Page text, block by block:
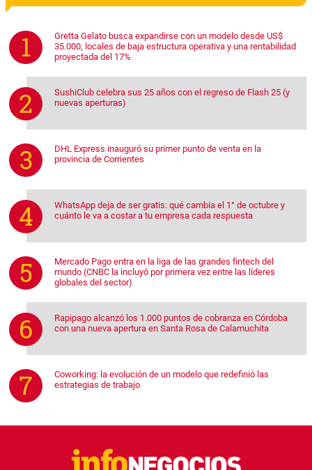
Gretta Gelato busca expandirse con un modelo desde US$
35.000, locales de baja estructura operativa y una rentabilidad
proyectada del 17%
SushiClub celebra sus 25 años con el regreso de Flash 25 (y
nuevas aperturas)
DHL Express inauguró su primer punto de venta en la
provincia de Corrientes
WhatsApp deja de ser gratis: qué cambia el 1° de octubre y
cuánto le va a costar a tu empresa cada respuesta
Mercado Pago entra en la liga de las grandes fintech del
mundo (CNBC la incluyó por primera vez entre las líderes
globales del sector)
Rapipago alcanzó los 1.000 puntos de cobranza en Córdoba
con una nueva apertura en Santa Rosa de Calamuchita
Coworking: la evolución de un modelo que redefinió las
estrategias de trabajo